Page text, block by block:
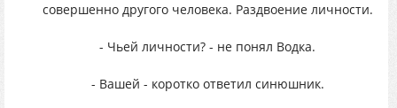
совершенно другого человека. Раздвоение личности.
- Чьей личности? - не понял Водка.
- Вашей - коротко ответил синюшник.